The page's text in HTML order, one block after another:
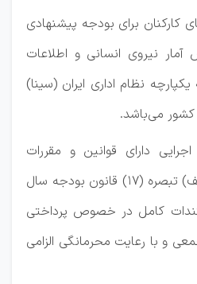
کارکنان برای بودجه پیشنهادی
اساس آمار نیروی انسانی و اطلاعات
نظام اداری ایران (سینا)
کشور می‌باشد.
دارای قوانین و مقررات
خاص و مستثنیات بند (الف) تبصره (17) قانون بودجه سال
مستندات کامل در خصوص پرداختی
و با رعایت محرمانگی الزامی